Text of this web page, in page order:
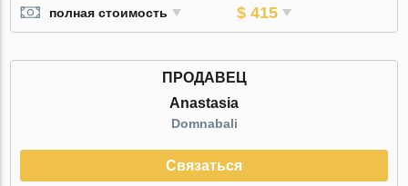
полная стоимость $ 415
ПРОДАВЕЦ
Anastasia
Domnabali
Связаться